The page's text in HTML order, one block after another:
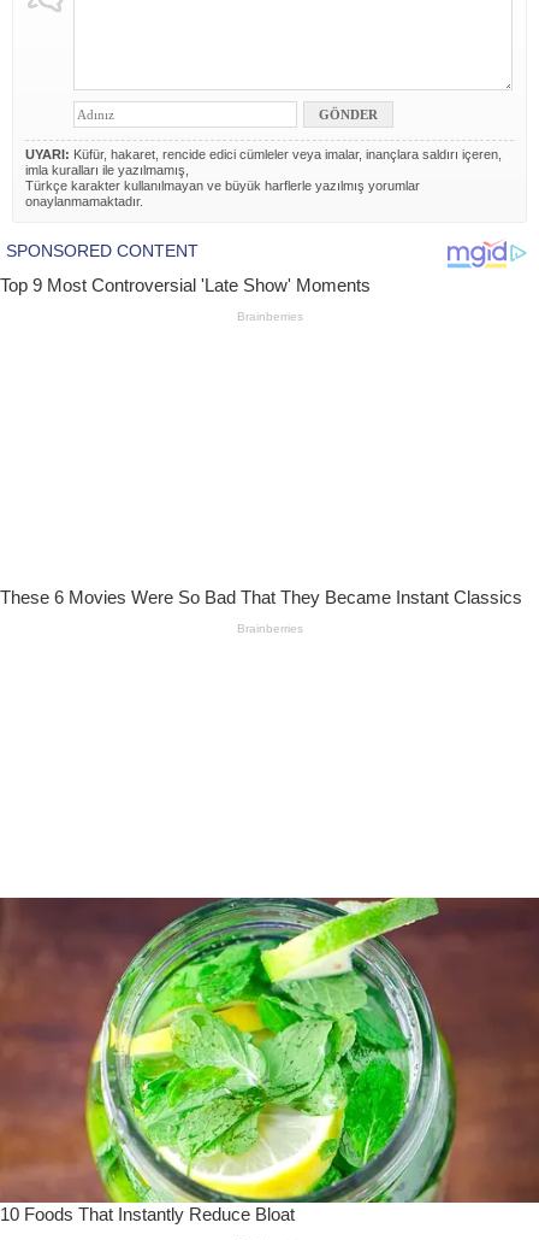
UYARI: Küfür, hakaret, rencide edici cümleler veya imalar, inançlara saldırı içeren,
imla kuralları ile yazılmamış,
Türkçe karakter kullanılmayan ve büyük harflerle yazılmış yorumlar
onaylanmamaktadır.